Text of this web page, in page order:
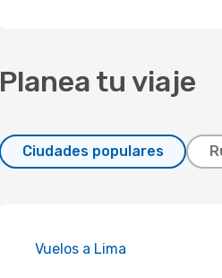
Planea tu viaje
Ciudades populares
Vuelos a Lima